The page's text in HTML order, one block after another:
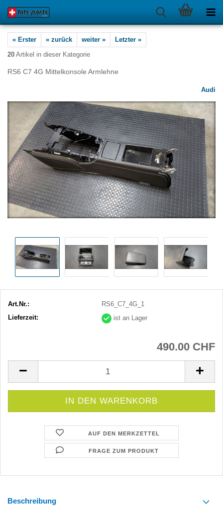
« Erster « zurück weiter »
Letzter »
20 Artikel in dieser Kategorie
RS6 C7 4G Mittelkonsole Armlehne
Audi
Art.Nr.:
RS6_C7_4G_1
Lieferzeit:
ist an Lager
490.00 CHF
AUF DEN MERKZETTEL
FRAGE ZUM PRODUKT
Beschreibung